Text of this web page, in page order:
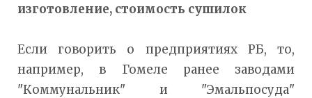
изготовление, стоимость сушилок
Если говорить о предприятиях РБ, то,
например, в Гомеле ранее заводами
"Коммунальник" и "Эмальпосуда"